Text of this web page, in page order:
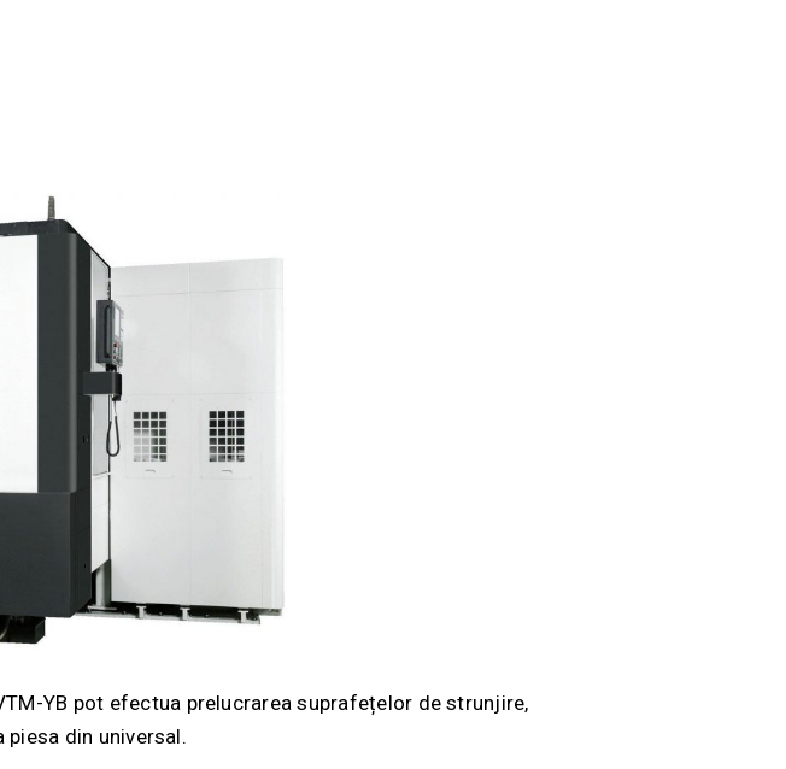
YB pot efectua prelucrarea suprafețelor de strunjire,
din universal.